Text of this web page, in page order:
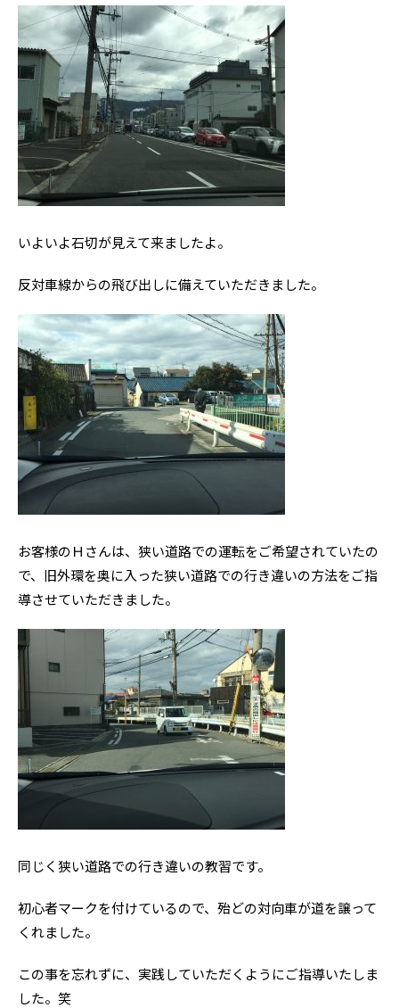
いよいよ石切が見えて来ましたよ。
反対車線からの飛び出しに備えていただきました。
お客様のＨさんは、狭い道路での運転をご希望されていたの
で、旧外環を奥に入った狭い道路での行き違いの方法をご指
導させていただきました。
同じく狭い道路での行き違いの教習です。
初心者マークを付けているので、殆どの対向車が道を譲って
くれました。
この事を忘れずに、実践していただくようにご指導いたしま
した。笑